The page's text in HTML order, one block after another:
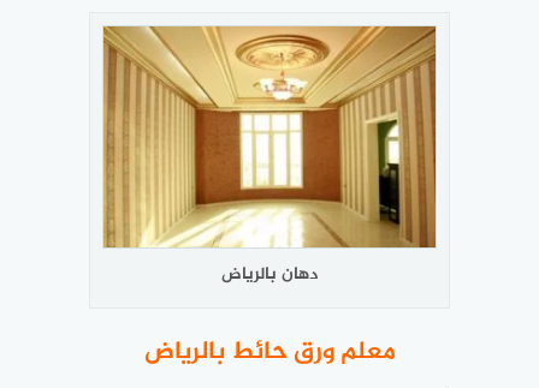
دهان بالرياض
معلم ورق حائط بالرياض